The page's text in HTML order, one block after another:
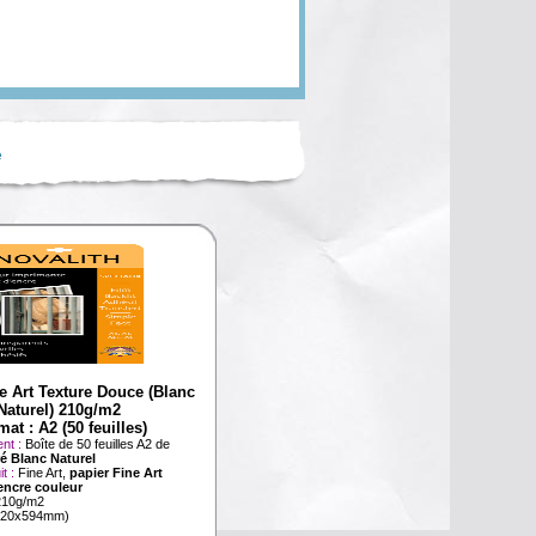
Art Texture Douce (Blanc
210g/m2
: A2 (50 feuilles)
: Boîte de 50 feuilles A2 de
Blanc Naturel
: Fine Art, papier Fine Art
couleur
m2